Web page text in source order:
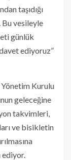
taşıdığı
Bu vesileyle
günlük
ediyoruz”
Yönetim Kurulu
geleceğine
takvimleri,
ve bisikletin